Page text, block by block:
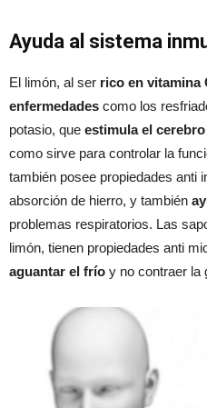
Ayuda al sistema
El limón, al ser rico en vitamina
enfermedades como los
potasio, que estimula el
como sirve para controlar la
también posee propiedades anti
absorción de hierro, y también
problemas respiratorios. Las
limón, tienen propiedades anti
aguantar el frío y no contraer la